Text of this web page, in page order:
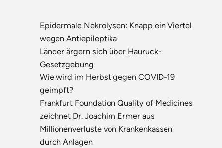
Epidermale Nekrolysen: Knapp ein Viertel
wegen Antiepileptika
Länder ärgern sich über Hauruck-
Gesetzgebung
Wie wird im Herbst gegen COVID-19
geimpft?
Frankfurt Foundation Quality of Medicines
zeichnet Dr. Joachim Ermer aus
Millionenverluste von Krankenkassen
durch Anlagen